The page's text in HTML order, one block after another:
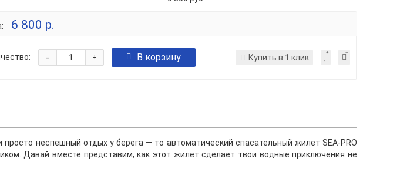
6 800 р.
+
- В корзину Купить в 1 клик
неспешный отдых у берега — то автоматический спасательный жилет SEA-PRO
Давай вместе представим, как этот жилет сделает твои водные приключения не